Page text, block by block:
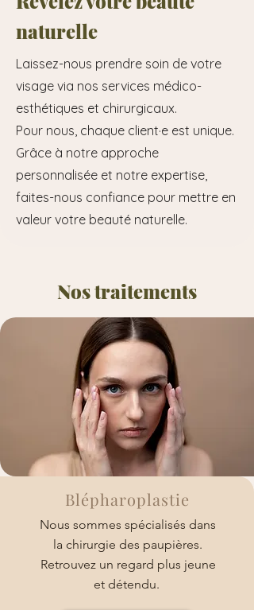
naturelle
Laissez-nous prendre soin de votre
visage via nos services médico-
esthétiques et chirurgicaux.
Pour nous, chaque client·e est unique.
Grâce à notre approche
personnalisée et notre expertise,
faites-nous confiance pour mettre en
valeur votre beauté naturelle.
Nos traitements
Blépharoplastie
Nous sommes spécialisés dans
la chirurgie des paupières.
Retrouvez un regard plus jeune
et détendu.